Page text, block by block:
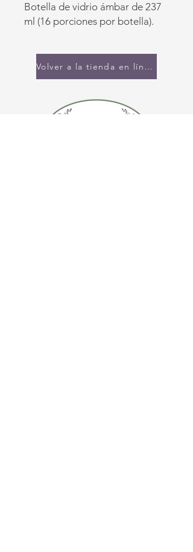
Botella de vidrio ámbar de 237
ml (16 porciones por botella).
Volver a la tienda en línea